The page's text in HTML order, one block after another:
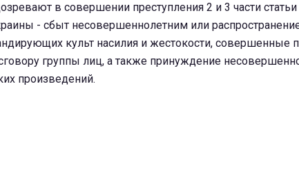
в совершении преступления 2 и 3 части
- сбыт несовершеннолетним или
культ насилия и жестокости, совершенные
группы лиц, а также принуждение
произведений.